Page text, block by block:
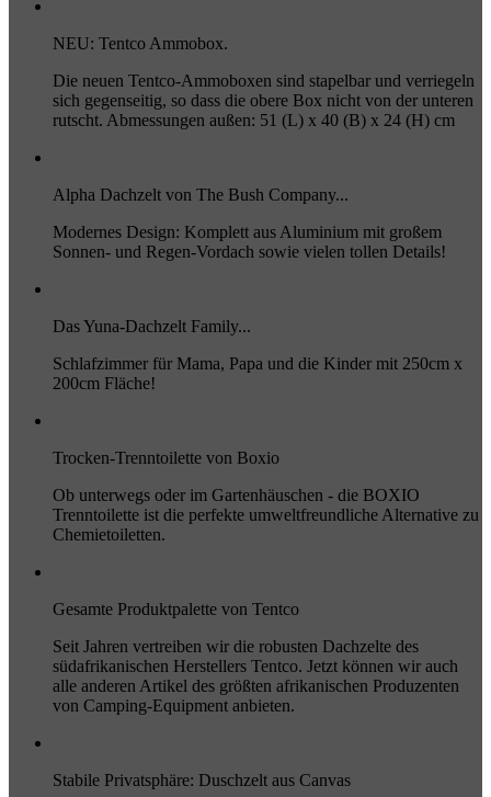
NEU: Tentco Ammobox.
Die neuen Tentco-Ammoboxen sind stapelbar und verriegeln
sich gegenseitig, so dass die obere Box nicht von der unteren
rutscht. Abmessungen außen: 51 (L) x 40 (B) x 24 (H) cm
Alpha Dachzelt von The Bush Company...
Modernes Design: Komplett aus Aluminium mit großem
Sonnen- und Regen-Vordach sowie vielen tollen Details!
Das Yuna-Dachzelt Family...
Schlafzimmer für Mama, Papa und die Kinder mit 250cm x
200cm Fläche!
Trocken-Trenntoilette von Boxio
Ob unterwegs oder im Gartenhäuschen - die BOXIO
Trenntoilette ist die perfekte umweltfreundliche Alternative zu
Chemietoiletten.
Gesamte Produktpalette von Tentco
Seit Jahren vertreiben wir die robusten Dachzelte des
südafrikanischen Herstellers Tentco. Jetzt können wir auch
alle anderen Artikel des größten afrikanischen Produzenten
von Camping-Equipment anbieten.
Stabile Privatsphäre: Duschzelt aus Canvas